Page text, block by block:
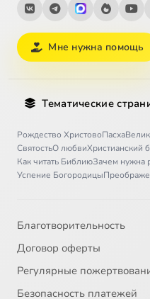
Мне нужна помощь
Тематические
Рождество ХристовоПасха
СвятостьО любвиХристианский
Как читать БиблиюЗачем нужна
Успение Богородицы
Благотворительность
Договор оферты
Регулярные
Безопасность платежей